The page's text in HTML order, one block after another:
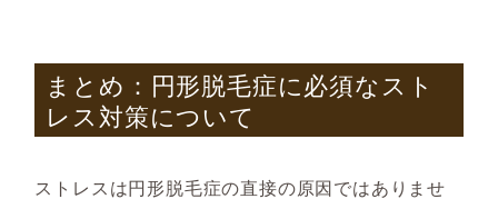
まとめ：円形脱毛症に必須なスト
レス対策について
ストレスは円形脱毛症の直接の原因ではありませ